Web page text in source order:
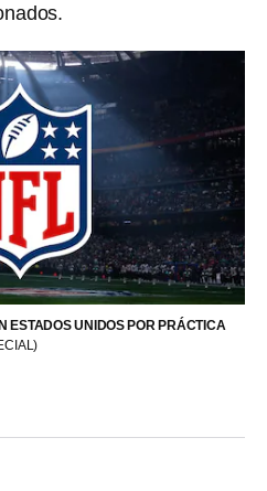
ESTADOS UNIDOS POR PRÁCTICA